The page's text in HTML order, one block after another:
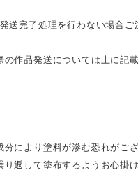
送完了処理を行わない場合
作品発送については上に記
により塗料が滲む恐れがご
返して塗布するようお心掛け